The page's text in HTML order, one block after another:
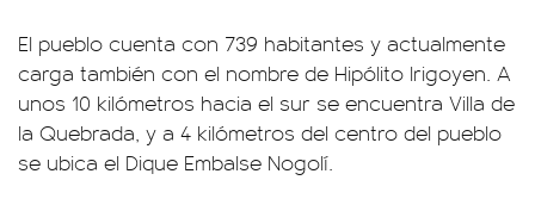
El pueblo cuenta con 739 habitantes y actualmente
carga también con el nombre de Hipólito Irigoyen. A
unos 10 kilómetros hacia el sur se encuentra Villa de
la Quebrada, y a 4 kilómetros del centro del pueblo
se ubica el Dique Embalse Nogolí.